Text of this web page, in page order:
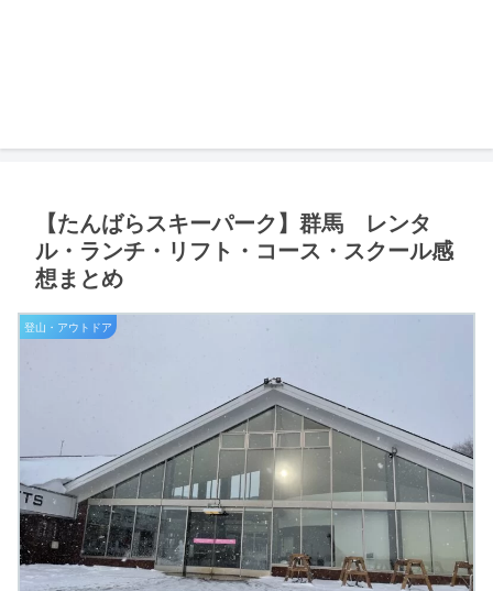
【たんばらスキーパーク】群馬 レンタ
ル・ランチ・リフト・コース・スクール感
想まとめ
登山・アウトドア